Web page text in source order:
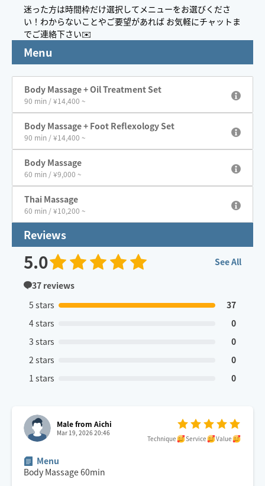
迷った方は時間枠だけ選択してメニューをお選びくださ
い！わからないことやご要望があれば お気軽にチャットま
でご連絡下さい✉️
Menu
Body Massage + Oil Treatment Set
90 min / ¥14,400 ~
Body Massage + Foot Reflexology Set
90 min / ¥14,400 ~
Body Massage
60 min / ¥9,000 ~
Thai Massage
60 min / ¥10,200 ~
Reviews
5.0
See All
37 reviews
5 stars
37
4 stars
0
3 stars
0
2 stars
0
1 stars
0
Male from Aichi
Mar 19, 2026 20:46
Technique Service Value
Menu
Body Massage60min